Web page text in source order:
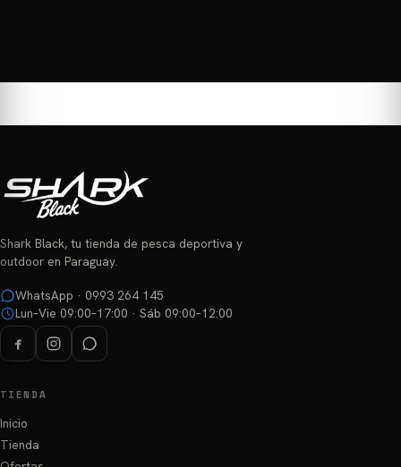
Shark Black, tu tienda de pesca deportiva y
outdoor en Paraguay.
WhatsApp · 0993 264 145
Lun–Vie 09:00–17:00 · Sáb 09:00–12:00
TIENDA
Inicio
Tienda